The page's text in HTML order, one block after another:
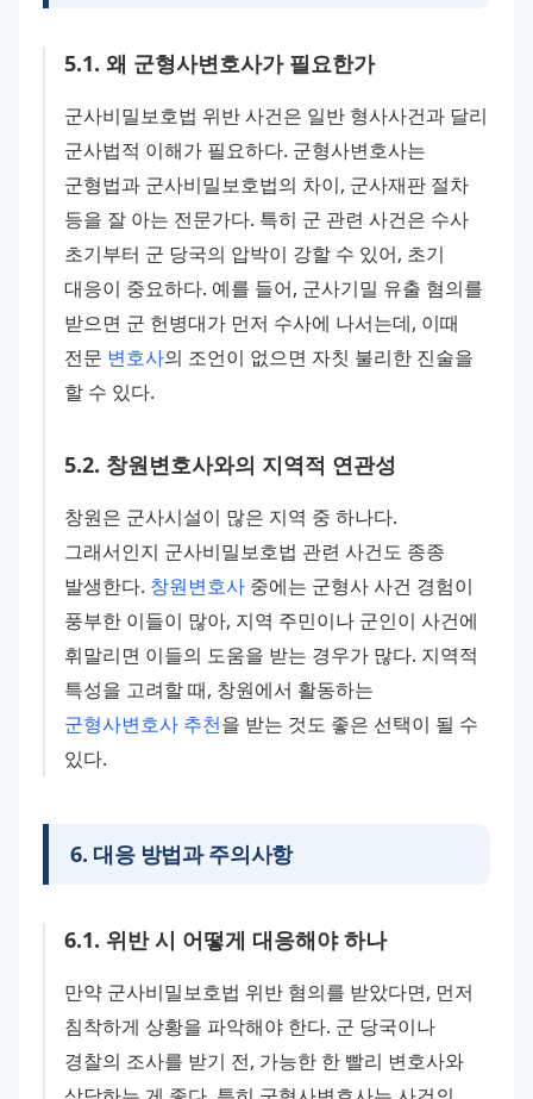
5.1. 왜 군형사변호사가 필요한가
군사비밀보호법 위반 사건은 일반 형사사건과 달리
군사법적 이해가 필요하다. 군형사변호사는
군형법과 군사비밀보호법의 차이, 군사재판 절차
등을 잘 아는 전문가다. 특히 군 관련 사건은 수사
초기부터 군 당국의 압박이 강할 수 있어, 초기
대응이 중요하다. 예를 들어, 군사기밀 유출 혐의를
받으면 군 헌병대가 먼저 수사에 나서는데, 이때
전문 변호사의 조언이 없으면 자칫 불리한 진술을
할 수 있다.
5.2. 창원변호사와의 지역적 연관성
창원은 군사시설이 많은 지역 중 하나다.
그래서인지 군사비밀보호법 관련 사건도 종종
발생한다. 창원변호사 중에는 군형사 사건 경험이
풍부한 이들이 많아, 지역 주민이나 군인이 사건에
휘말리면 이들의 도움을 받는 경우가 많다. 지역적
군형사변호사 추천을 받는 것도 좋은 선택이 될 수
있다.
6. 대응 방법과 주의사항
6.1. 위반 시 어떻게 대응해야 하나
만약 군사비밀보호법 위반 혐의를 받았다면, 먼저
침착하게 상황을 파악해야 한다. 군 당국이나
경찰의 조사를 받기 전, 가능한 한 빨리 변호사와